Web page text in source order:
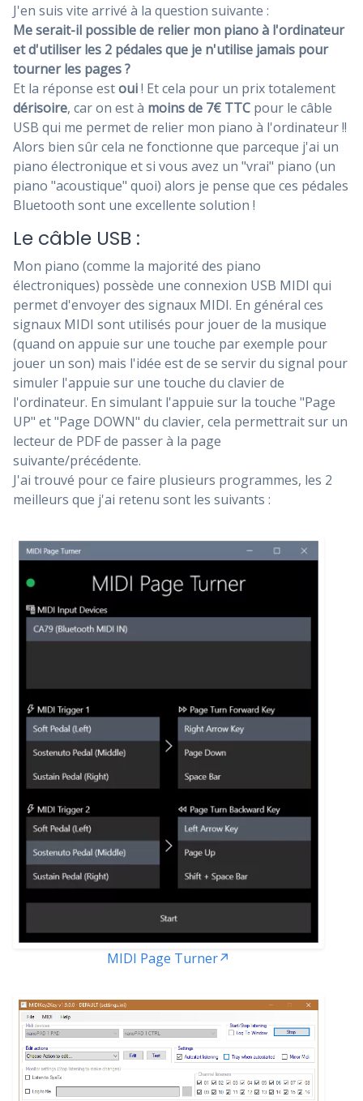
J'en suis vite arrivé à la question suivante :
Me serait-il possible de relier mon piano à l'ordinateur
et d'utiliser les 2 pédales que je n'utilise jamais pour
tourner les pages ?
Et la réponse estoui! Et cela pour un prix totalement
dérisoire, car on est à moins de 7€ TTC pour le câble
USB qui me permet de relier mon piano à l'ordinateur !!
Alors bien sûr cela ne fonctionne que parceque j'ai un
piano électronique et si vous avez un "vrai" piano (un
piano "acoustique" quoi) alors je pense que ces pédales
Bluetooth sont une excellente solution !
Le câble USB :
Mon piano (comme la majorité des piano
électroniques) possède une connexion USB MIDI qui
permet d'envoyer des signaux MIDI. En général ces
signaux MIDI sont utilisés pour jouer de la musique
(quand on appuie sur une touche par exemple pour
jouer un son) mais l'idée est de se servir du signal pour
simuler l'appuie sur une touche du clavier de
l'ordinateur. En simulant l'appuie sur la touche "Page
UP" et "Page DOWN" du clavier, cela permettrait sur un
lecteur de PDF de passer à la page
suivante/précédente.
J'ai trouvé pour ce faire plusieurs programmes, les 2
meilleurs que j'ai retenu sont les suivants :
MIDI Page Turner↗️